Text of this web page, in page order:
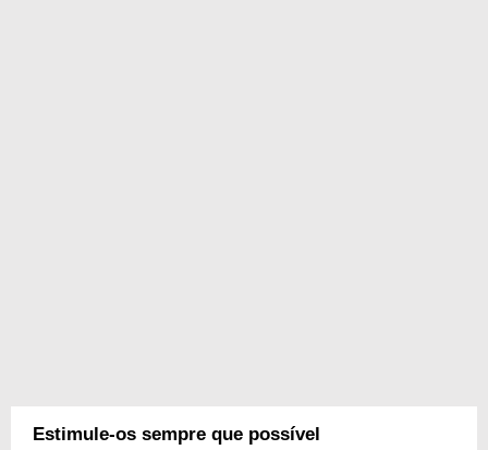
Estimule-os sempre que possível